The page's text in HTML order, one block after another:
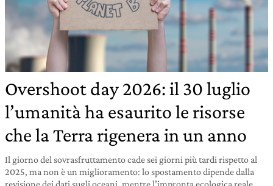
Overshoot day 2026: il 30 luglio
l’umanità ha esaurito le risorse
che la Terra rigenera in un anno
Il giorno del sovrasfruttamento cade sei giorni più tardi rispetto al
2025, ma non è un miglioramento: lo spostamento dipende dalla
revisione dei dati sugli oceani, mentre l’impronta ecologica reale